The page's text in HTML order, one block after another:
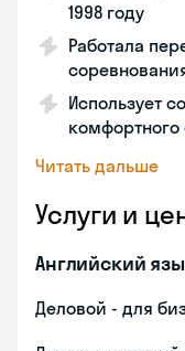
1998 году
Работала
Использует
комфортного
Читать дальше
Услуги и
Английский
Деловой - для